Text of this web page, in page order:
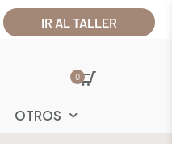
IR AL TALLER
0
OTROS